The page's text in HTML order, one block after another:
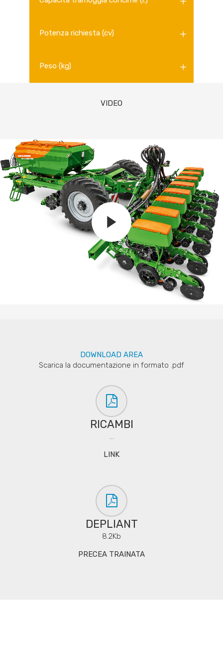
Potenza richiesta (cv)
Peso (kg)
VIDEO
DOWNLOAD AREA
Scarica la documentazione in formato .pdf
RICAMBI
...
LINK
DEPLIANT
8.2Kb
PRECEA TRAINATA